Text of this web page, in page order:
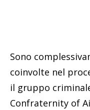
Sono
coinvolte nel
il gruppo
Confraternity of